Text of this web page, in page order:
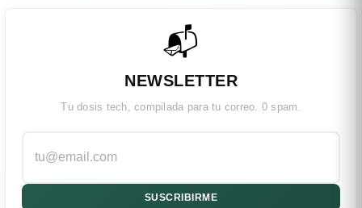
📬
NEWSLETTER
Tu dosis tech, compilada para tu correo. 0 spam.
SUSCRIBIRME